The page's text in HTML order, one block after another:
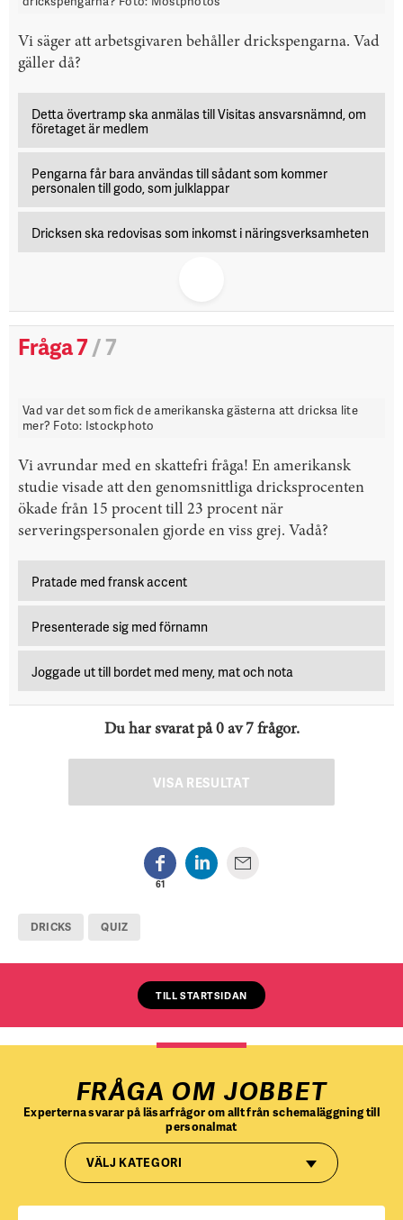
Vi säger att arbetsgivaren behåller drickspengarna. Vad
gäller då?
Detta övertramp ska anmälas till Visitas ansvarsnämnd, om
företaget är medlem
Pengarna får bara användas till sådant som kommer
personalen till godo, som julklappar
Dricksen ska redovisas som inkomst i näringsverk­samheten
Fråga 7/ 7
Vad var det som fick de amerikanska gästerna att dricksa lite
mer? Foto: Istockphoto
Vi avrundar med en skattefri fråga! En amerikansk
studie visade att den genomsnittliga dricksprocenten
ökade från 15 procent till 23 procent när
serveringspersonalen gjorde en viss grej. Vadå?
Pratade med fransk accent
Presenterade sig med förnamn
Joggade ut till bordet med meny, mat och nota
Du har svarat på0av7frågor.
VISA RESULTAT
61
DRICKS QUIZ
TILL STARTSIDAN
FRÅGA OM JOBBET
Experterna svarar på läsarfrågor om allt från schemaläggning till
personalmat
VÄLJ KATEGORI